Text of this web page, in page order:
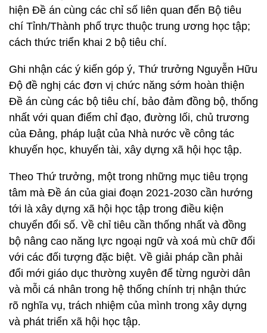
hiện Đề án cùng các chỉ số liên quan đến Bộ tiêu
chí Tỉnh/Thành phố trực thuộc trung ương học tập;
cách thức triển khai 2 bộ tiêu chí.
Ghi nhận các ý kiến góp ý, Thứ trưởng Nguyễn Hữu
Độ đề nghị các đơn vị chức năng sớm hoàn thiện
Đề án cùng các bộ tiêu chí, bảo đảm đồng bộ, thống
nhất với quan điểm chỉ đạo, đường lối, chủ trương
của Đảng, pháp luật của Nhà nước về công tác
khuyến học, khuyến tài, xây dựng xã hội học tập.
Theo Thứ trưởng, một trong những mục tiêu trọng
tâm mà Đề án của giai đoạn 2021-2030 cần hướng
tới là xây dựng xã hội học tập trong điều kiện
chuyển đổi số. Về chỉ tiêu cần thống nhất và đồng
bộ nâng cao năng lực ngoại ngữ và xoá mù chữ đối
với các đối tượng đặc biệt. Về giải pháp cần phải
đổi mới giáo dục thường xuyên để từng người dân
và mỗi cá nhân trong hệ thống chính trị nhận thức
rõ nghĩa vụ, trách nhiệm của mình trong xây dựng
và phát triển xã hội học tập.